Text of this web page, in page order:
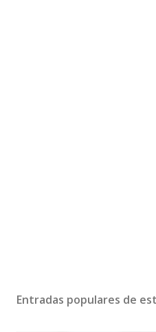
Entradas populares de